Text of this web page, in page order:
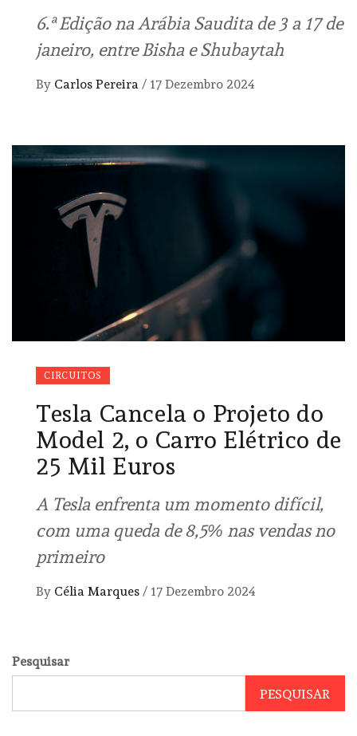
6.ª Edição na Arábia Saudita de 3 a 17 de
janeiro, entre Bisha e Shubaytah
By Carlos Pereira / 17 Dezembro 2024
CIRCUITOS
Tesla Cancela o Projeto do
Model 2, o Carro Elétrico de
25 Mil Euros
A Tesla enfrenta um momento difícil,
com uma queda de 8,5% nas vendas no
primeiro
By Célia Marques / 17 Dezembro 2024
Pesquisar
PESQUISAR